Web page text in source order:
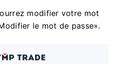
modifier votre mot
le mot de passe».